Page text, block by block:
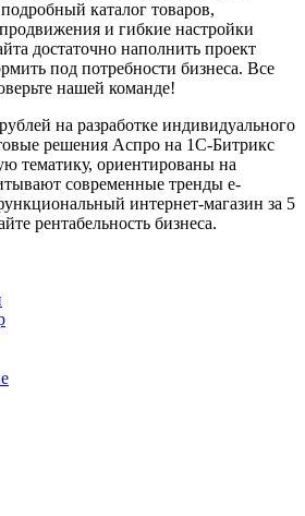
каталог товаров,
и гибкие настройки
достаточно наполнить проект
под потребности бизнеса. Все
нашей команде!
на разработке индивидуального
решения Аспро на 1С-Битрикс
тематику, ориентированы на
современные тренды e-
интернет-магазин за 5
рентабельность бизнеса.